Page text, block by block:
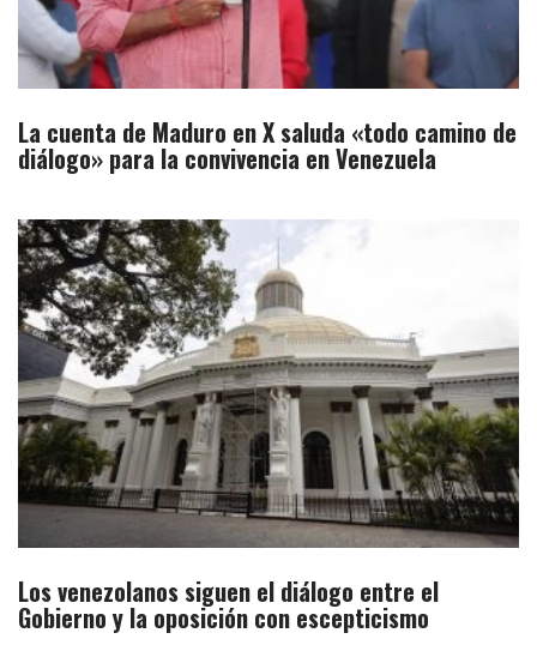
La cuenta de Maduro en X saluda «todo camino de
diálogo» para la convivencia en Venezuela
Los venezolanos siguen el diálogo entre el
Gobierno y la oposición con escepticismo